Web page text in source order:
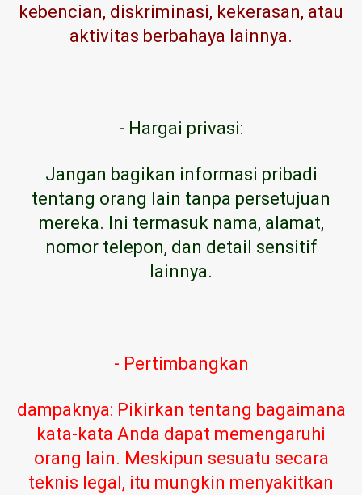
kebencian, diskriminasi, kekerasan, atau
aktivitas berbahaya lainnya.
- Hargai privasi:
Jangan bagikan informasi pribadi
tentang orang lain tanpa persetujuan
mereka. Ini termasuk nama, alamat,
nomor telepon, dan detail sensitif
lainnya.
- Pertimbangkan
dampaknya: Pikirkan tentang bagaimana
kata-kata Anda dapat memengaruhi
orang lain. Meskipun sesuatu secara
teknis legal, itu mungkin menyakitkan